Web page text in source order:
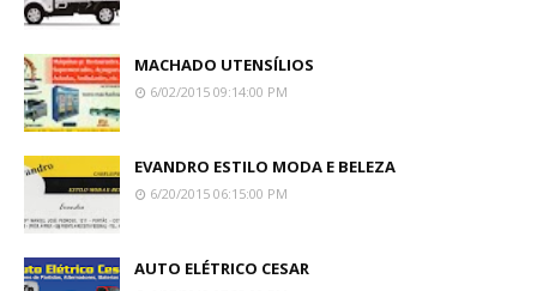
MACHADO UTENSÍLIOS
6/02/2015 09:14:00 PM
EVANDRO ESTILO MODA E BELEZA
6/20/2015 06:15:00 PM
AUTO ELÉTRICO CESAR